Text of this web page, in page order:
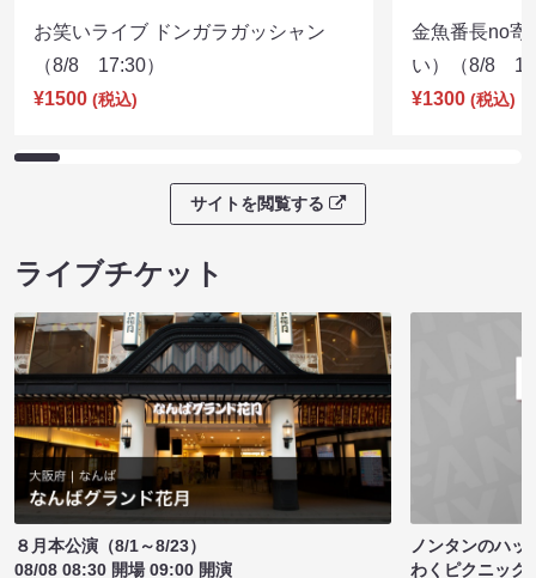
お笑いライブ ドンガラガッシャン
（8/8 17:30）
¥1500 (税込)
金魚番長no寄
い）（8/8
¥1300 (税込)
サイトを閲覧する
ライブチケット
８月本公演（8/1～8/23）
08/08 08:30 開場 09:00 開演
ノンタンのハッ
わくピクニック